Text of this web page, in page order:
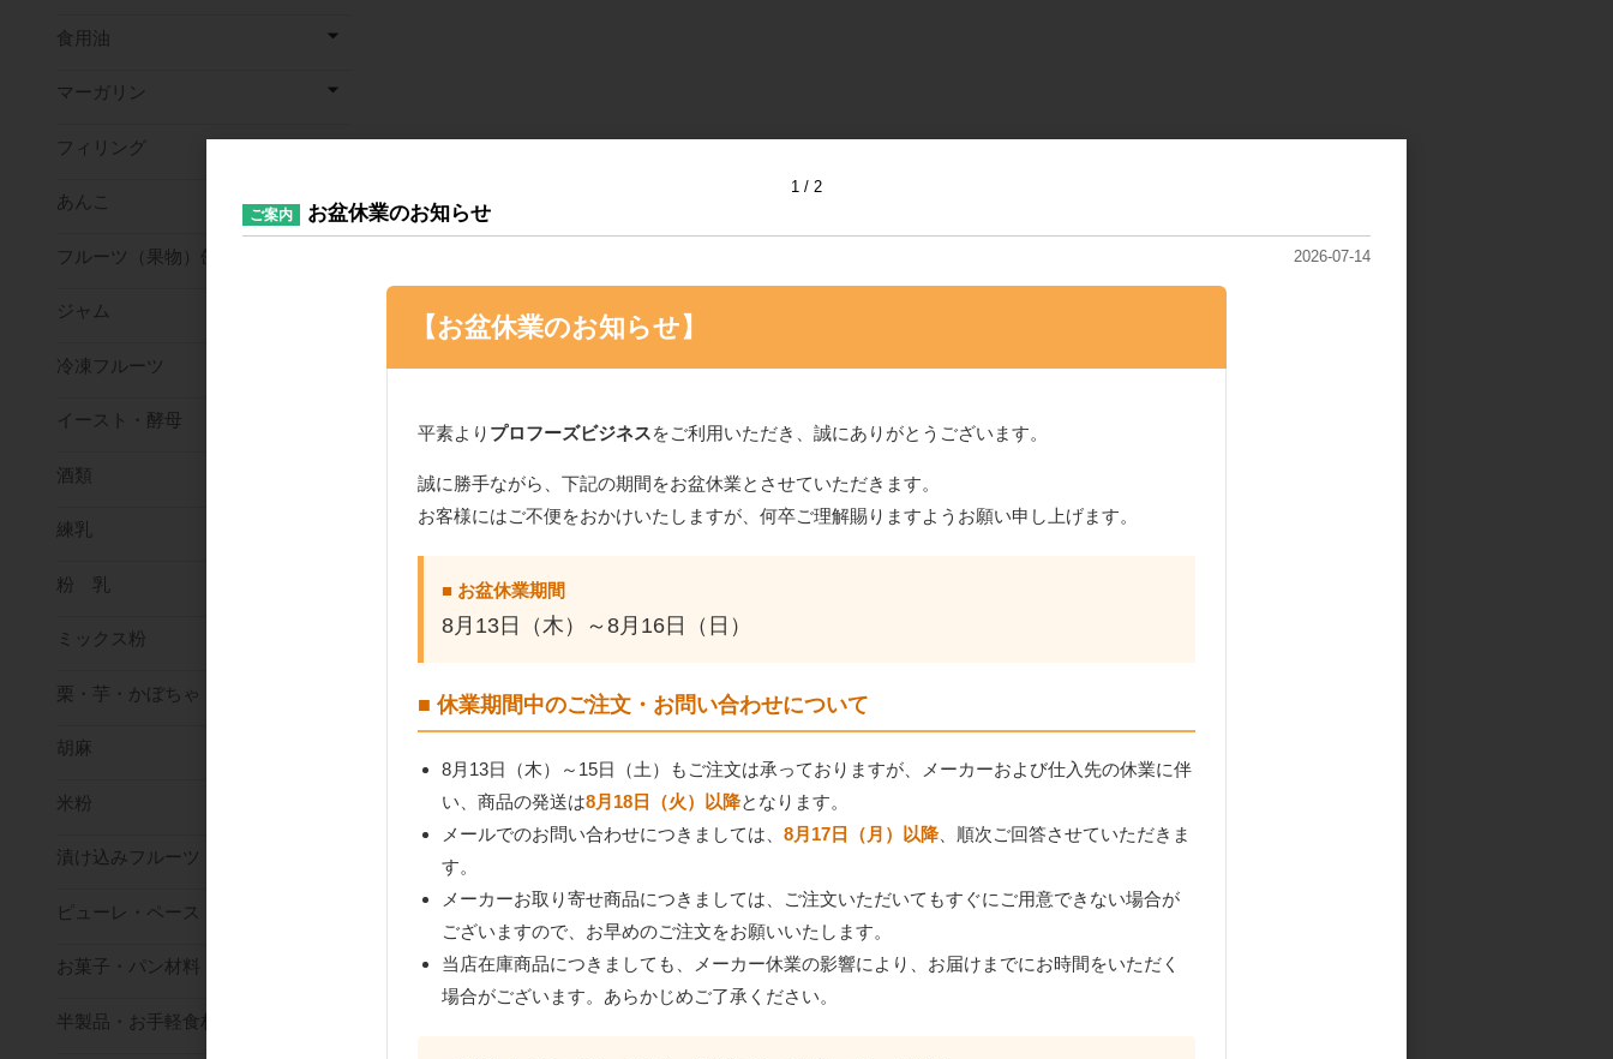
食用油
マーガリン
フィリング
あんこ
フルーツ（果物）缶詰
ジャム
冷凍フルーツ
イースト・酵母
酒類
練乳
粉 乳
ミックス粉
栗・芋・かぼちゃ
胡麻
米粉
漬け込みフルーツ
ピューレ・ペースト
お菓子・パン材料
半製品・お手軽食材
1 2
ご案内 お盆休業のお知らせ
2026-07-14
【お盆休業のお知らせ】
平素より プロフーズビジネスをご利用いただき、誠にありがとうございます。
誠に勝手ながら、下記の期間をお盆休業とさせていただきます。
お客様にはご不便をおかけいたしますが、何卒ご理解賜りますようお願い申し上げます。
■ お盆休業期間
8月13日（木）～8月16日（日）
■ 休業期間中のご注文・お問い合わせについて
8月13日（木）～15日（土）もご注文は承っておりますが、メーカーおよび仕入先の休業に伴
い、商品の発送は8月18日（火）以降となります。
メールでのお問い合わせにつきましては、 8月17日（月）以降、順次ご回答させていただきま
す。
メーカーお取り寄せ商品につきましては、ご注文いただいてもすぐにご用意できない場合が
ございますので、お早めのご注文をお願いいたします。
当店在庫商品につきましても、メーカー休業の影響により、お届けまでにお時間をいただく
場合がございます。あらかじめご了承ください。